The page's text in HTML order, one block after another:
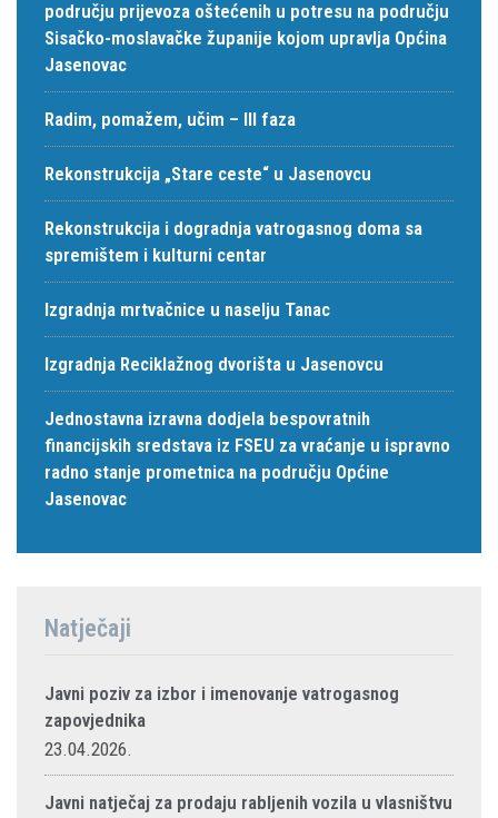
području prijevoza oštećenih u potresu na području
Sisačko-moslavačke županije kojom upravlja Općina
Jasenovac
Radim, pomažem, učim – III faza
Rekonstrukcija „Stare ceste“ u Jasenovcu
Rekonstrukcija i dogradnja vatrogasnog doma sa
spremištem i kulturni centar
Izgradnja mrtvačnice u naselju Tanac
Izgradnja Reciklažnog dvorišta u Jasenovcu
Jednostavna izravna dodjela bespovratnih
financijskih sredstava iz FSEU za vraćanje u ispravno
radno stanje prometnica na području Općine
Jasenovac
Natječaji
Javni poziv za izbor i imenovanje vatrogasnog
zapovjednika
23.04.2026.
Javni natječaj za prodaju rabljenih vozila u vlasništvu